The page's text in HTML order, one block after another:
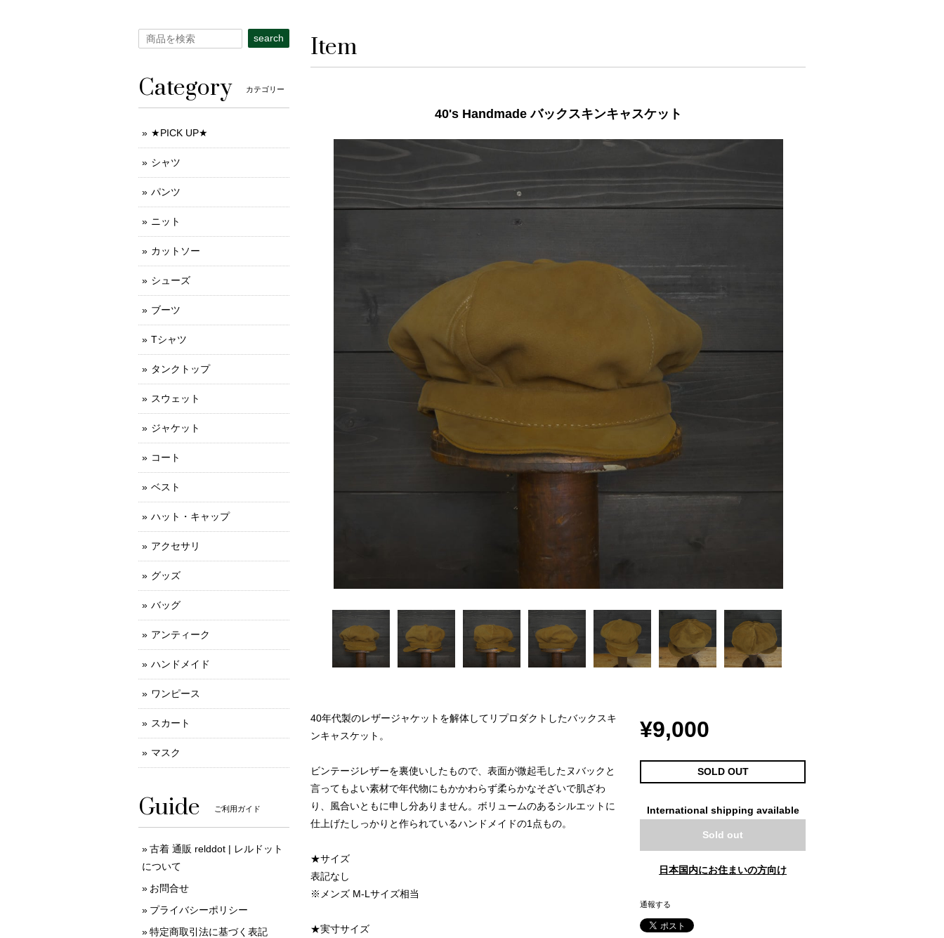
Item
40's Handmade バックスキンキャスケット
40年代製のレザージャケットを解体してリプロダクトしたバックスキ
ンキャスケット。
ビンテージレザーを裏使いしたもので、表面が微起毛したヌバックと
言ってもよい素材で年代物にもかかわらず柔らかなそざいで肌ざわ
り、風合いともに申し分ありません。ボリュームのあるシルエットに
仕上げたしっかりと作られているハンドメイドの1点もの。
★サイズ
表記なし
※メンズ M-Lサイズ相当
★実寸サイズ
¥9,000
SOLD OUT
International shipping available
Sold out
日本国内にお住まいの方向け
通報する
search
Category カテゴリー
★PICK UP★
シャツ
パンツ
ニット
カットソー
シューズ
ブーツ
Tシャツ
タンクトップ
スウェット
ジャケット
コート
ベスト
ハット・キャップ
アクセサリ
グッズ
バッグ
アンティーク
ハンドメイド
ワンピース
スカート
マスク
Guide ご利用ガイド
古着 通販 relddot | レルドット
について
お問合せ
プライバシーポリシー
特定商取引法に基づく表記